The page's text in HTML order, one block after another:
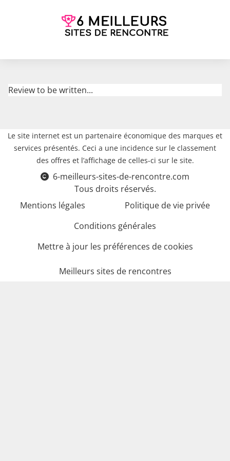
Review to be written...
Le site internet est un partenaire économique des marques et
services présentés. Ceci a une incidence sur le classement
des offres et l’affichage de celles-ci sur le site.
6-meilleurs-sites-de-rencontre.com
Tous droits réservés.
Mentions légales
Politique de vie privée
Conditions générales
Mettre à jour les préférences de cookies
Meilleurs sites de rencontres